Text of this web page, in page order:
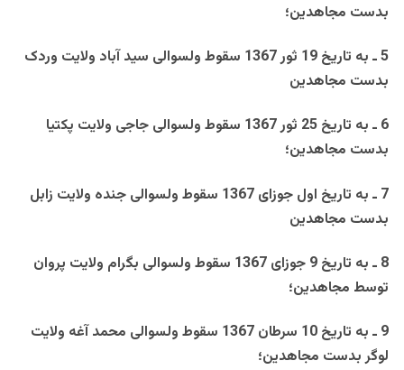
بدست مجاهدين؛
5 ـ به تاريخ 19 ثور 1367 سقوط ولسوالی سيد آباد ولايت وردک
بدست مجاهدين
6 ـ به تاريخ 25 ثور 1367 سقوط ولسوالی جاجی ولايت پکتيا
بدست مجاهدين؛
7 ـ به تاريخ اول جوزای 1367 سقوط ولسوالی جنده ولايت زابل
بدست مجاهدين
8 ـ به تاريخ 9 جوزای 1367 سقوط ولسوالی بگرام ولايت پروان
توسط مجاهدين؛
9 ـ به تاريخ 10 سرطان 1367 سقوط ولسوالی محمد آغه ولايت
لوگر بدست مجاهدين؛